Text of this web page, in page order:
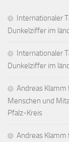
Internationaler
Dunkelziffer im
Internationaler
Dunkelziffer im
Andreas
Menschen und
Pfalz-Kreis
Andreas